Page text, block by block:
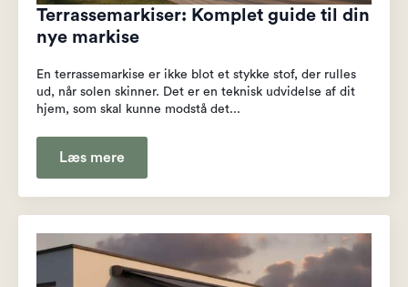
Terrassemarkiser: Komplet guide til din
nye markise
En terrassemarkise er ikke blot et stykke stof, der rulles
ud, når solen skinner. Det er en teknisk udvidelse af dit
hjem, som skal kunne modstå det...
Læs mere